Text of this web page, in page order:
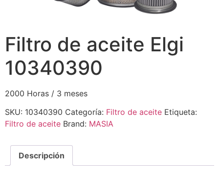
Filtro de aceite Elgi
10340390
2000 Horas / 3 meses
SKU: 10340390 Categoría: Filtro de aceite Etiqueta:
Filtro de aceite Brand: MASIA
Descripción